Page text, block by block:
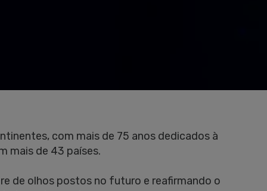
com mais de 75 anos dedicados à
mais de 43 países.
de olhos postos no futuro e reafirmando o